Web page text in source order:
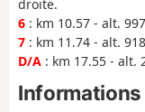
droite.
6 : km 10.57 - alt.
7 : km 11.74 - alt.
D/A : km 17.55 - alt.